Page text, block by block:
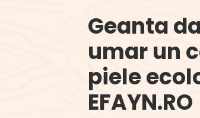
Geanta
umar un
piele
EFAYN.RO